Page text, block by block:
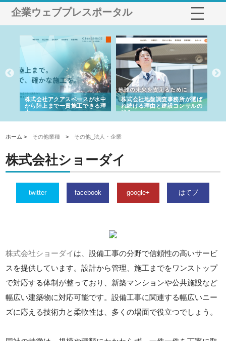
企業ウェブプレスポータル
株式会社アクアスペースが水中
から陸上まで一貫施工できる理
由
株式会社地盤調査事務所が選ば
れ続ける理由と建設コンサルの
強み
ホーム > その他業種 > その他_法人・企業
株式会社ショーダイ
twitter facebook google+ はてブ
株式会社ショーダイは、設備工事の分野で信頼性の高いサービ
スを提供しています。設計から管理、施工までをワンストップ
で対応する体制が整っており、新築マンションや公共施設など
幅広い建築物に対応可能です。設備工事に関連する幅広いニー
ズに応える技術力と柔軟性は、多くの場面で役立つでしょう。